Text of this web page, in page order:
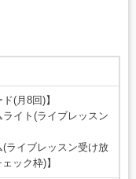
(月8回)】
イト(ライブレッスン
ライブレッスン受け放
ック枠)】